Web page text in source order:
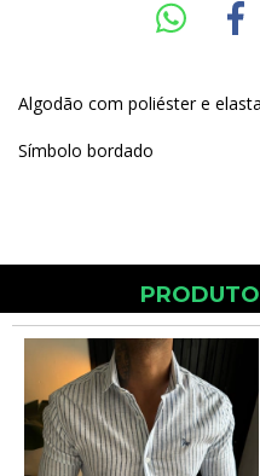
Algodão com poliéster e
Símbolo bordado